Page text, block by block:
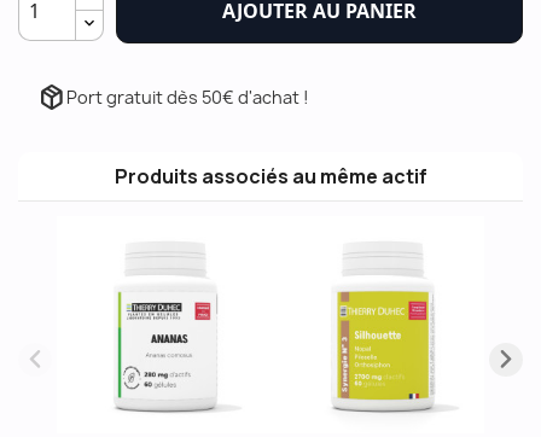
AJOUTER AU PANIER
package_2 Port gratuit dès 50€ d'achat !
Produits associés au même actif